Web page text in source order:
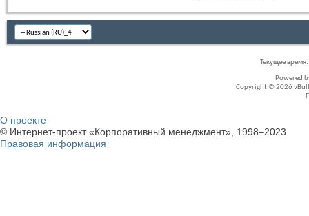
Текущее время:
Powered
Copyright © 2026
О проекте
© Интернет-проект «Корпоративный менеджмент», 1998–2023
Правовая информация